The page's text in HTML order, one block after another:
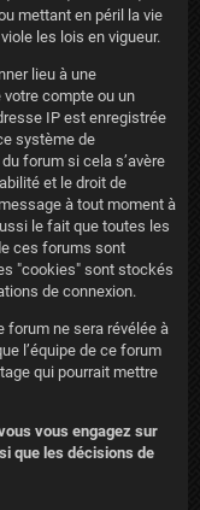
mettant en péril la vie
les lois en vigueur.
lieu à une
compte ou un
IP est enregistrée
système de
forum si cela s’avère
et le droit de
à tout moment à
le fait que toutes les
ces forums sont
"cookies" sont stockés
de connexion.
forum ne sera révélée à
l’équipe de ce forum
qui pourrait mettre
vous engagez sur
que les décisions de